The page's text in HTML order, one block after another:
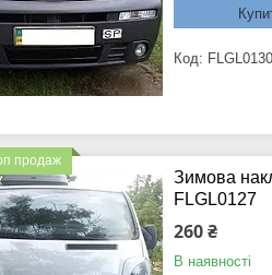
FLGL0130
продаж
Зимова
FLGL0127
260 ₴
В наявності